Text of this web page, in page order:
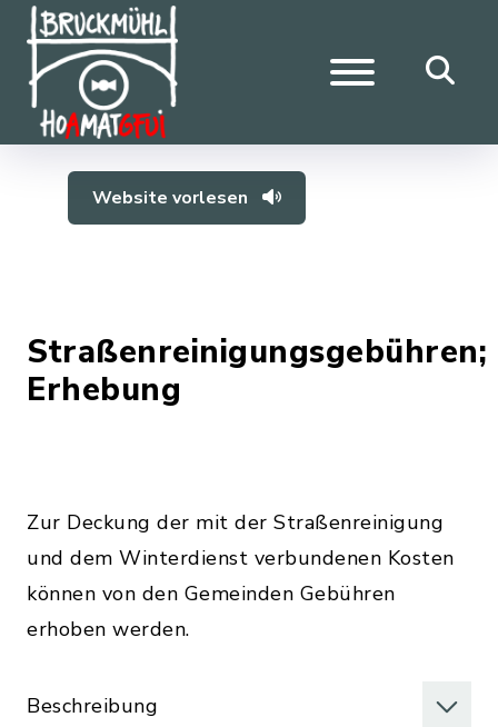
Website vorlesen
Straßenreinigungsgebühren;
Erhebung
Zur Deckung der mit der Straßenreinigung
und dem Winterdienst verbundenen Kosten
können von den Gemeinden Gebühren
erhoben werden.
Beschreibung